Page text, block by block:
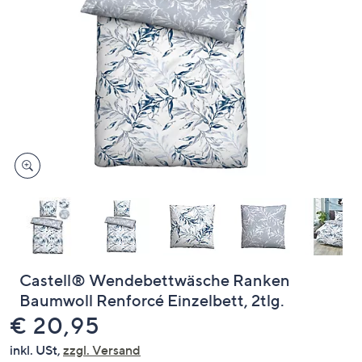
links
bzw.
diese
anzuzeigen.
Castell® Wendebettwäsche Ranken
Baumwoll Renforcé Einzelbett, 2tlg.
Gelöscht
€ 20,95
inkl. USt, zzgl. Versand